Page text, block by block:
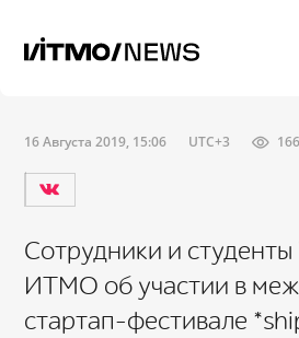
16 Августа 2019, 15:06 UTC+3
Сотрудники и
ИТМО об участии в
стартап-фестивале